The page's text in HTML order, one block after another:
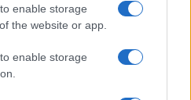
enable storage
the website or app.
enable storage